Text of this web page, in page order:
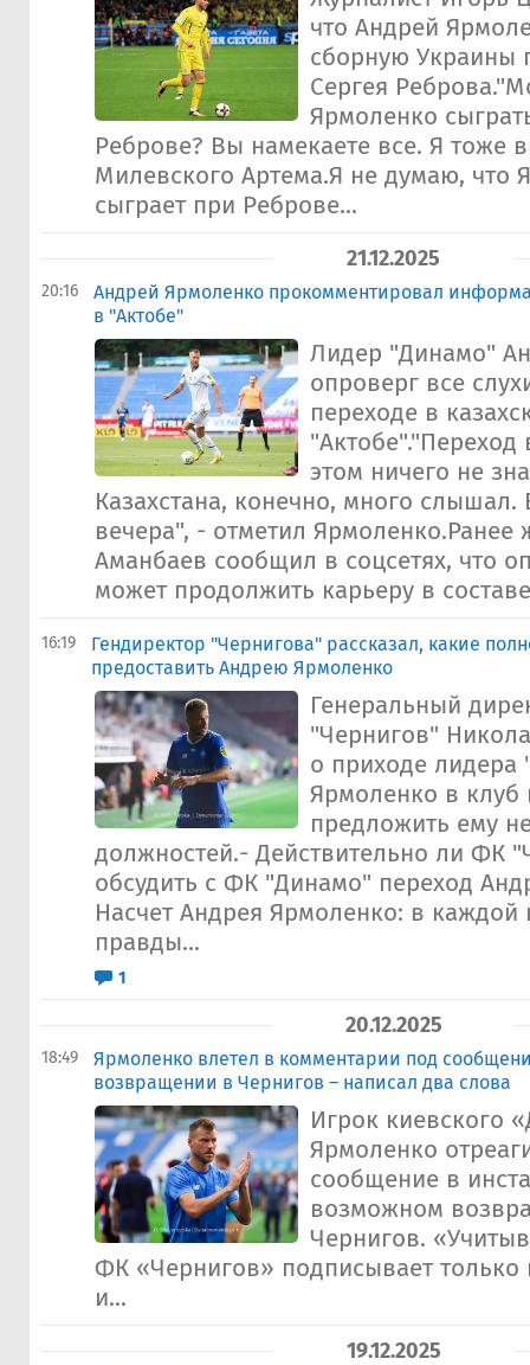
что Андрей
сборную Украины
Сергея
Ярмоленко
Реброве? Вы намекаете все. Я тоже
Милевского Артема.Я не думаю, что
сыграет при Реброве...
21.12.2025
20:16
Андрей Ярмоленко прокомментировал
в "Актобе"
Лидер "Динамо"
опроверг все
переходе в
"Актобе"."Переход
этом ничего не
Казахстана, конечно, много
вечера", - отметил Ярмоленко.Ранее
Аманбаев сообщил в соцсетях, что
может продолжить карьеру в
16:19
Гендиректор "Чернигова" рассказал, какие
предоставить Андрею Ярмоленко
Генеральный
"Чернигов"
о приходе
Ярмоленко в клуб
предложить ему
должностей.- Действительно ли ФК
обсудить с ФК "Динамо" переход
Насчет Андрея Ярмоленко: в каждой
правды...
1
20.12.2025
18:49
Ярмоленко влетел в комментарии под
возвращении в Чернигов – написал два слова
Игрок киевского
Ярмоленко
сообщение в
возможном
Чернигов.
ФК «Чернигов» подписывает только
и...
19.12.2025